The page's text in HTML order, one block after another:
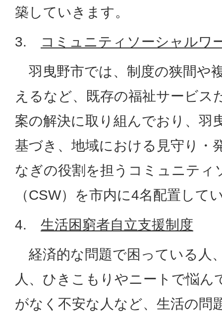
築していきます。
3.
コミュニティソーシャルワ
羽曳野市では、制度の狭間や
えるなど、既存の福祉サービス
案の解決に取り組んでおり、羽
基づき、地域における見守り・
なぎの役割を担うコミュニティ
（CSW）を市内に4名配置して
4. 生活困窮者自立支援制度
経済的な問題で困っている人
人、ひきこもりやニートで悩ん
がなく不安な人など、生活の問